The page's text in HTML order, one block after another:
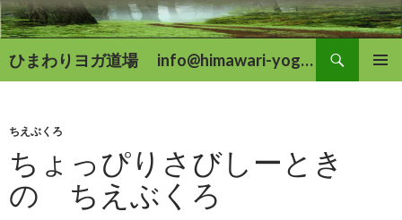
ひまわりヨガ道場 info@himawari-yoga.com
索
ン
ツ
へ
移
動
ちえぶくろ
ちょっぴりさびしーとき
の ちえぶくろ